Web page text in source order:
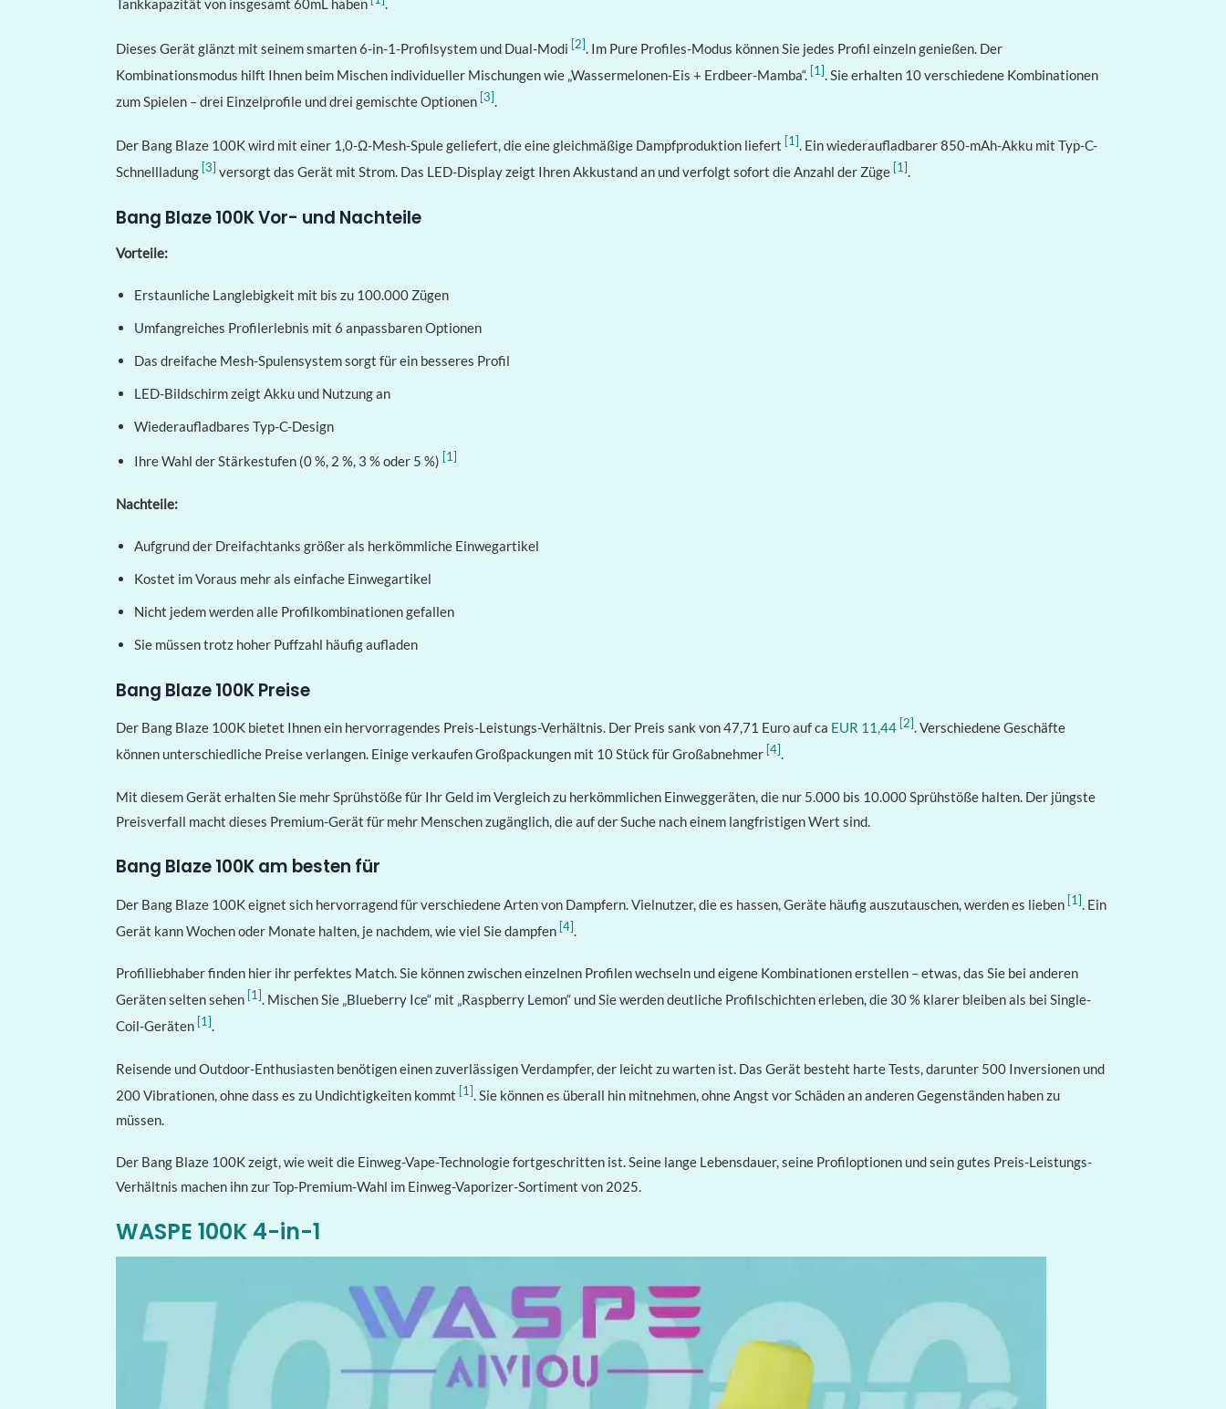
Tankkapazität von insgesamt 60mL haben
.
Dieses Gerät glänzt mit seinem smarten 6-in-1-Profilsystem und Dual-Modi [2] . Im Pure Profiles-Modus können Sie jedes Profil einzeln genießen. Der
Kombinationsmodus hilft Ihnen beim Mischen individueller Mischungen wie „Wassermelonen-Eis + Erdbeer-Mamba“. [1] . Sie erhalten 10 verschiedene Kombinationen
zum Spielen – drei Einzelprofile und drei gemischte Optionen [3]
Der Bang Blaze 100K wird mit einer 1,0-Ω-Mesh-Spule geliefert, die eine gleichmäßige Dampfproduktion liefert [1] . Ein wiederaufladbarer 850-mAh-Akku mit Typ-C-
Schnellladung [3] versorgt das Gerät mit Strom. Das LED-Display zeigt Ihren Akkustand an und verfolgt sofort die Anzahl der Züge [1] .
Bang Blaze 100K Vor- und Nachteile
Vorteile:
Erstaunliche Langlebigkeit mit bis zu 100.000 Zügen
Umfangreiches Profilerlebnis mit 6 anpassbaren Optionen
Das dreifache Mesh-Spulensystem sorgt für ein besseres Profil
LED-Bildschirm zeigt Akku und Nutzung an
Wiederaufladbares Typ-C-Design
Ihre Wahl der Stärkestufen (0 %, 2 %, 3 % oder 5 %) [1]
Nachteile:
Aufgrund der Dreifachtanks größer als herkömmliche Einwegartikel
Kostet im Voraus mehr als einfache Einwegartikel
Nicht jedem werden alle Profilkombinationen gefallen
Sie müssen trotz hoher Puffzahl häufig aufladen
Bang Blaze 100K Preise
Der Bang Blaze 100K bietet Ihnen ein hervorragendes Preis-Leistungs-Verhältnis. Der Preis sank von 47,71 Euro auf ca EUR 11,44 [2] . Verschiedene Geschäfte
können unterschiedliche Preise verlangen. Einige verkaufen Großpackungen mit 10 Stück für Großabnehmer [4] .
Mit diesem Gerät erhalten Sie mehr Sprühstöße für Ihr Geld im Vergleich zu herkömmlichen Einweggeräten, die nur 5.000 bis 10.000 Sprühstöße halten. Der jüngste
Preisverfall macht dieses Premium-Gerät für mehr Menschen zugänglich, die auf der Suche nach einem langfristigen Wert sind.
Bang Blaze 100K am besten für
Der Bang Blaze 100K eignet sich hervorragend für verschiedene Arten von Dampfern. Vielnutzer, die es hassen, Geräte häufig auszutauschen, werden es lieben [1]. Ein
Gerät kann Wochen oder Monate halten, je nachdem, wie viel Sie dampfen [4].
Profilliebhaber finden hier ihr perfektes Match. Sie können zwischen einzelnen Profilen wechseln und eigene Kombinationen erstellen – etwas, das Sie bei anderen
Geräten selten sehen [1] . Mischen Sie „Blueberry Ice“ mit „Raspberry Lemon“ und Sie werden deutliche Profilschichten erleben, die 30 % klarer bleiben als bei Single-
Coil-Geräten [1] .
Reisende und Outdoor-Enthusiasten benötigen einen zuverlässigen Verdampfer, der leicht zu warten ist. Das Gerät besteht harte Tests, darunter 500 Inversionen und
200 Vibrationen, ohne dass es zu Undichtigkeiten kommt [1]. Sie können es überall hin mitnehmen, ohne Angst vor Schäden an anderen Gegenständen haben zu
müssen.
Der Bang Blaze 100K zeigt, wie weit die Einweg-Vape-Technologie fortgeschritten ist. Seine lange Lebensdauer, seine Profiloptionen und sein gutes Preis-Leistungs-
Verhältnis machen ihn zur Top-Premium-Wahl im Einweg-Vaporizer-Sortiment von 2025.
WASPE 100K 4-in-1